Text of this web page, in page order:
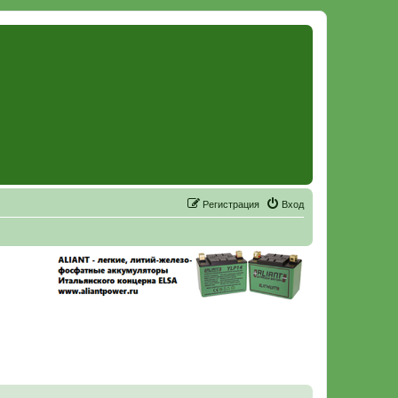
Вход
Регистрация